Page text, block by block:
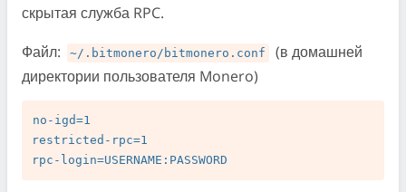
скрытая служба RPC.
Файл:
~/.bitmonero/bitmonero.conf
(в домашней
директории пользователя Monero)
no-igd=1
restricted-rpc=1